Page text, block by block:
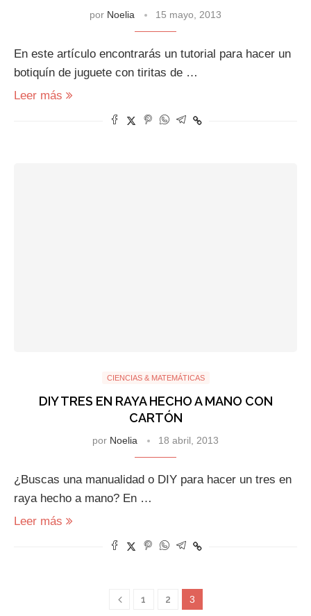
por Noelia 15 mayo, 2013
En este artículo encontrarás un tutorial para hacer un
botiquín de juguete con tiritas de …
Leer más
CIENCIAS & MATEMÁTICAS
DIY TRES EN RAYA HECHO A MANO CON
CARTÓN
por Noelia 18 abril, 2013
¿Buscas una manualidad o DIY para hacer un tres en
raya hecho a mano? En …
Leer más
1 2 3